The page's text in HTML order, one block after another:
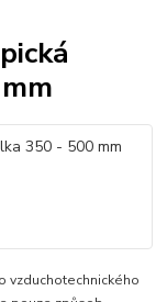
vzduchotechnického